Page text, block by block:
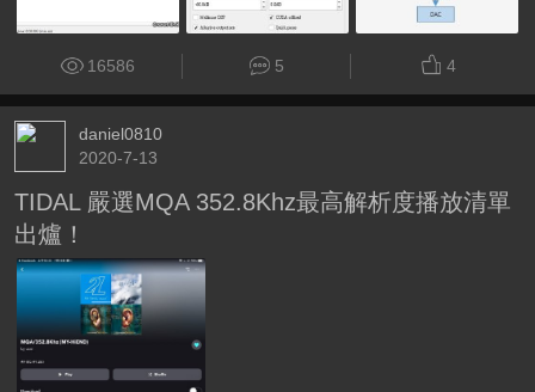
16586 5 4
daniel0810
2020-7-13
TIDAL 嚴選MQA 352.8Khz最高解析度播放清單
出爐！